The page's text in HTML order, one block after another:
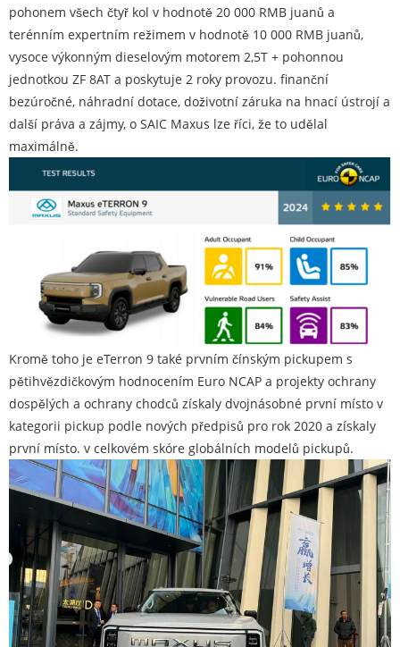
pohonem všech čtyř kol v hodnotě 20 000 RMB juanů a
terénním expertním režimem v hodnotě 10 000 RMB juanů,
vysoce výkonným dieselovým motorem 2,5T + pohonnou
jednotkou ZF 8AT a poskytuje 2 roky provozu. finanční
bezúročné, náhradní dotace, doživotní záruka na hnací ústrojí a
další práva a zájmy, o SAIC Maxus lze říci, že to udělal
maximálně.
Kromě toho je eTerron 9 také prvním čínským pickupem s
pětihvězdičkovým hodnocením Euro NCAP a projekty ochrany
dospělých a ochrany chodců získaly dvojnásobné první místo v
kategorii pickup podle nových předpisů pro rok 2020 a získaly
první místo. v celkovém skóre globálních modelů pickupů.